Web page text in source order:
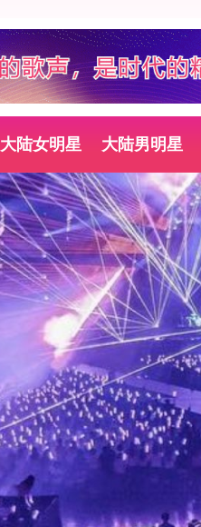
大陆女明星 大陆男明星